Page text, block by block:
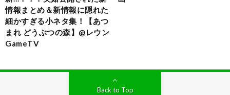
情報まとめ＆新情報に隠れた
細かすぎる小ネタ集！【あつ
まれ どうぶつの森】@レウン
GameTV
Back to Top